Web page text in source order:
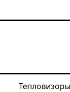
Тепловизоры